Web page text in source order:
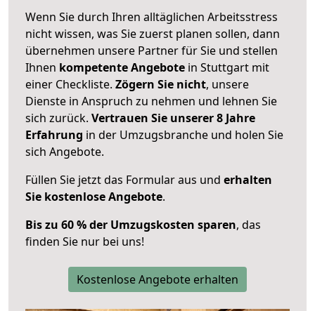
Wenn Sie durch Ihren alltäglichen Arbeitsstress
nicht wissen, was Sie zuerst planen sollen, dann
übernehmen unsere Partner für Sie und stellen
Ihnen kompetente Angebote in Stuttgart mit
einer Checkliste. Zögern Sie nicht, unsere
Dienste in Anspruch zu nehmen und lehnen Sie
sich zurück. Vertrauen Sie unserer 8 Jahre
Erfahrung in der Umzugsbranche und holen Sie
sich Angebote.
Füllen Sie jetzt das Formular aus und erhalten
Sie kostenlose Angebote.
Bis zu 60 % der Umzugskosten sparen, das
finden Sie nur bei uns!
Kostenlose Angebote erhalten